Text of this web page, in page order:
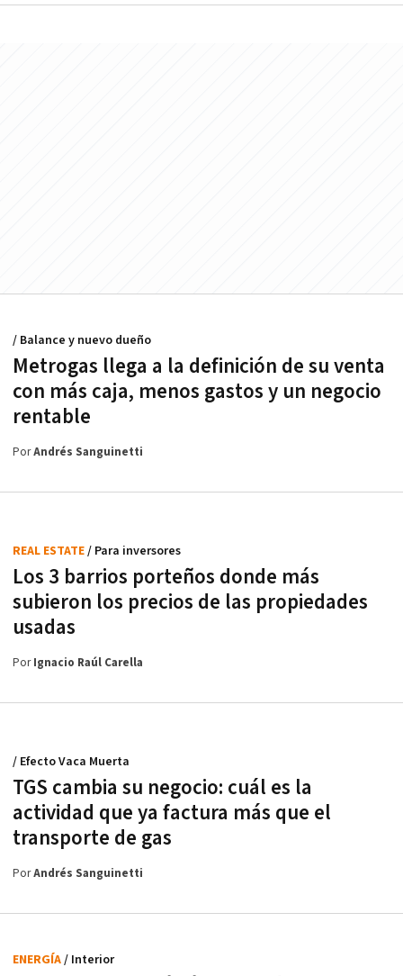
Metrogas llega a la definición de su venta
con más caja, menos gastos y un negocio
rentable
/ Balance y nuevo dueño
PorAndrés Sanguinetti
Los 3 barrios porteños donde más
subieron los precios de las propiedades
usadas
REAL ESTATE/ Para inversores
PorIgnacio Raúl Carella
TGS cambia su negocio: cuál es la
actividad que ya factura más que el
transporte de gas
/ Efecto Vaca Muerta
PorAndrés Sanguinetti
ENERGÍA/ Interior